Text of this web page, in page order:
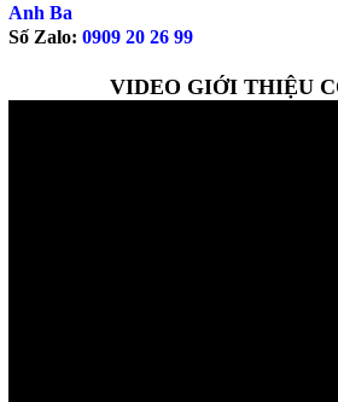
Anh Ba
Số Zalo: 0909 20 26 99
VIDEO GIỚI THIỆU